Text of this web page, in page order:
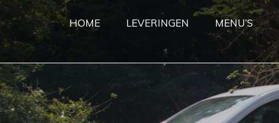
HOME LEVERINGEN MENU’S